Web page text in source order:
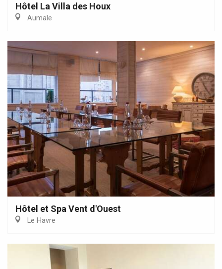
Hôtel La Villa des Houx
Aumale
Hôtel et Spa Vent d'Ouest
Le Havre